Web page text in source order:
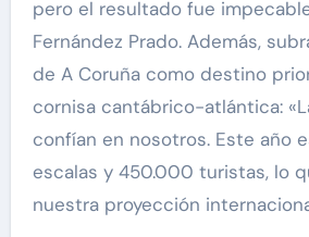
pero el resultado fue
Fernández Prado. Además,
de A Coruña como destino
cornisa cantábrico-atlántica:
confían en nosotros. Este año
escalas y 450.000 turistas, lo
nuestra proyección